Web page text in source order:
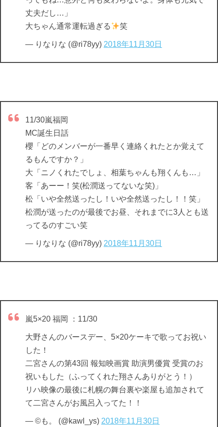
丈夫だし…」
大ちゃん通常運転過ぎる
笑
— りなりな (@ri78yy) 2018年11月30日
11/30嵐福岡
MC誕生日話
櫻「どのメンバーが一番早く連絡くれたとか覚えて
るもんですか？」
大「ニノくれたでしょ、相葉ちゃんも翔くんも…」
客「あーー！笑(松潤送ってないな笑)」
松「いや全然送ったし！いや全然送ったし！！笑」
松潤が送ったのが最後でお昼、それまでに3人とも送
ってるのすごい笑
— りなりな (@ri78yy) 2018年11月30日
嵐5×20 福岡 ：11/30
大野さんのバースデー、5×20ケーキで歌ってお祝い
した！
二宮さんの第43回 報知映画賞 助演男優賞 受賞のお
祝いもした（ふってくれた翔さんありがとう！）
リハ映像の最後に札幌の舞台裏や楽屋も追加されて
て二宮さんがお風呂入ってた！！
— ©︎も。 (@kawl_ys) 2018年11月30日